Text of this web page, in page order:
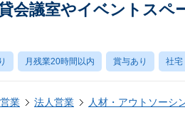
貸会議室やイベントス
月残業20時間以内 賞与あり 社宅
営業 法人営業 人材・アウトソーシ